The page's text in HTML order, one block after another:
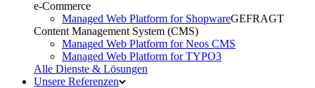
e-Commerce
Managed Web Platform for ShopwareGEFRAGT
Content Management System (CMS)
Managed Web Platform for Neos CMS
Managed Web Platform for TYPO3
Alle Dienste & Lösungen
Unsere Referenzen